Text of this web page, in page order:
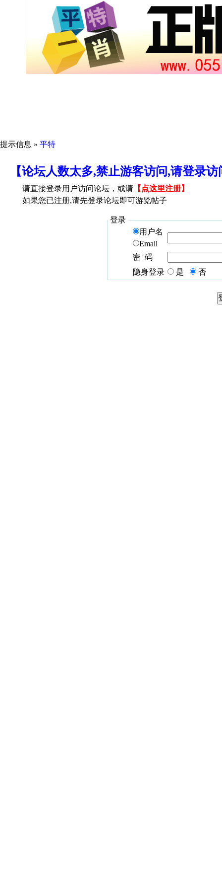
提示信息 » 平特
【论坛人数太多,禁止游客访问,请登录
请直接登录用户访问论坛，或请 【 点这里注册】
如果您已注册,请先登录论坛即可游览帖子
登录
用户名
Email
密 码
隐身登录
是 否